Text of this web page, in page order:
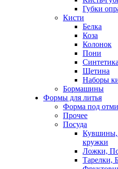
Губки
Кисти
Белка
Коза
Колонок
Пони
Синтетика
Щетина
Наборы
Бормашины
Формы для литья
Форма под
Прочее
Посуда
кружки
Ложки,
Тарелки,